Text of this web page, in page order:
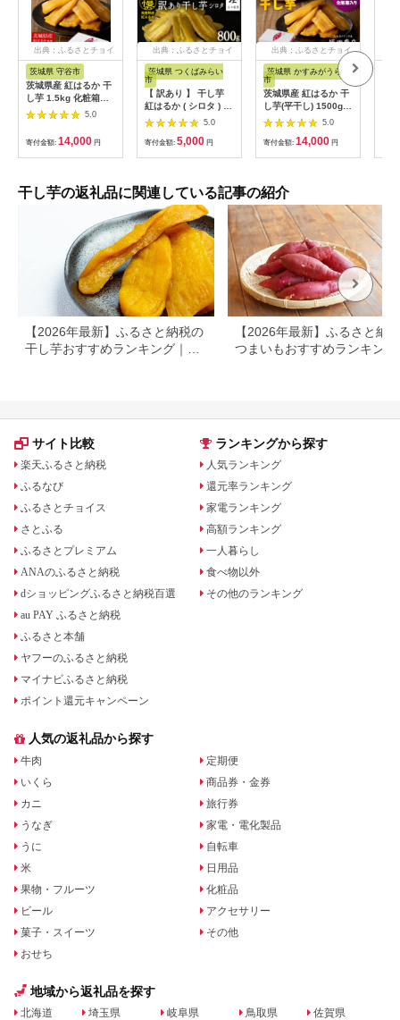
出典：ふるさとチョイ
ス
茨城県 守谷市
茨城県産 紅はるか 干
し芋 1.5kg 化粧箱入
り
5.0
寄付金額: 14,000 円
出典：ふるさとチョイ
ス
茨城県 つくばみらい
市
【 訳あり 】 干し芋
紅はるか ( シロタ ) (
800g真空パック )
【簡易包装・ご自宅
用】 干し芋 乾燥芋 い
も 食物繊維ほし芋 ほ
城県産 マタニティフ
ード ダイエット
5.0
寄付金額: 5,000 円
出典：ふるさとチョイ
茨城県 かすみがうら
市
茨城県産 紅はるか 干
し芋(平干し) 1500g
化粧箱入り
【1420470】
5.0
寄付金額: 14,000 円
干し芋の返礼品に関連している記事の紹介
【2026年最新】ふるさと納税の
干し芋おすすめランキング｜還
【2026年最新】ふるさと納
つまいもおすすめランキング
サイト比較
楽天ふるさと納税
ふるなび
ふるさとチョイス
さとふる
ふるさとプレミアム
ANAのふるさと納税
dショッピングふるさと納税百選
au PAY ふるさと納税
ふるさと本舗
ヤフーのふるさと納税
マイナビふるさと納税
ポイント還元キャンペーン
ランキングから探す
人気ランキング
還元率ランキング
家電ランキング
高額ランキング
一人暮らし
食べ物以外
その他のランキング
人気の返礼品から探す
牛肉
いくら
カニ
うなぎ
うに
米
果物・フルーツ
ビール
菓子・スイーツ
おせち
定期便
商品券・金券
旅行券
家電・電化製品
自転車
日用品
化粧品
アクセサリー
その他
地域から返礼品を探す
北海道 埼玉県 岐阜県 鳥取県 佐賀県